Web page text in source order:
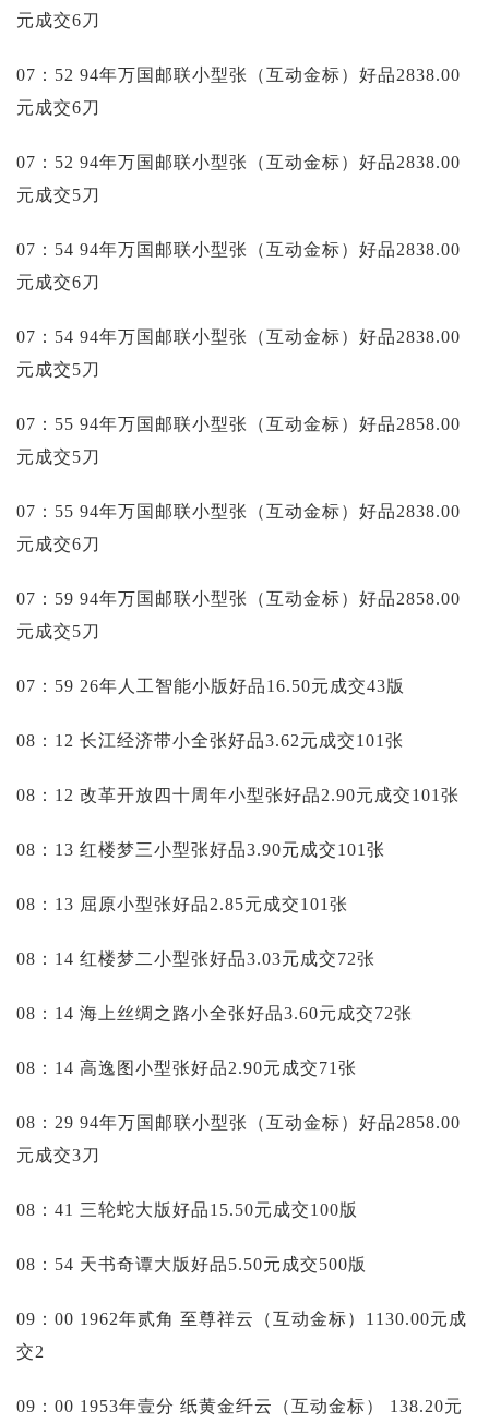
元成交6刀
07：52 94年万国邮联小型张（互动金标）好品2838.00
元成交6刀
07：52 94年万国邮联小型张（互动金标）好品2838.00
元成交5刀
07：54 94年万国邮联小型张（互动金标）好品2838.00
元成交6刀
07：54 94年万国邮联小型张（互动金标）好品2838.00
元成交5刀
07：55 94年万国邮联小型张（互动金标）好品2858.00
元成交5刀
07：55 94年万国邮联小型张（互动金标）好品2838.00
元成交6刀
07：59 94年万国邮联小型张（互动金标）好品2858.00
元成交5刀
07：59 26年人工智能小版好品16.50元成交43版
08：12 长江经济带小全张好品3.62元成交101张
08：12 改革开放四十周年小型张好品2.90元成交101张
08：13 红楼梦三小型张好品3.90元成交101张
08：13 屈原小型张好品2.85元成交101张
08：14 红楼梦二小型张好品3.03元成交72张
08：14 海上丝绸之路小全张好品3.60元成交72张
08：14 高逸图小型张好品2.90元成交71张
08：29 94年万国邮联小型张（互动金标）好品2858.00
元成交3刀
08：41 三轮蛇大版好品15.50元成交100版
08：54 天书奇谭大版好品5.50元成交500版
09：00 1962年贰角 至尊祥云（互动金标）1130.00元成
交2
09：00 1953年壹分 纸黄金纤云（互动金标）
138.20元